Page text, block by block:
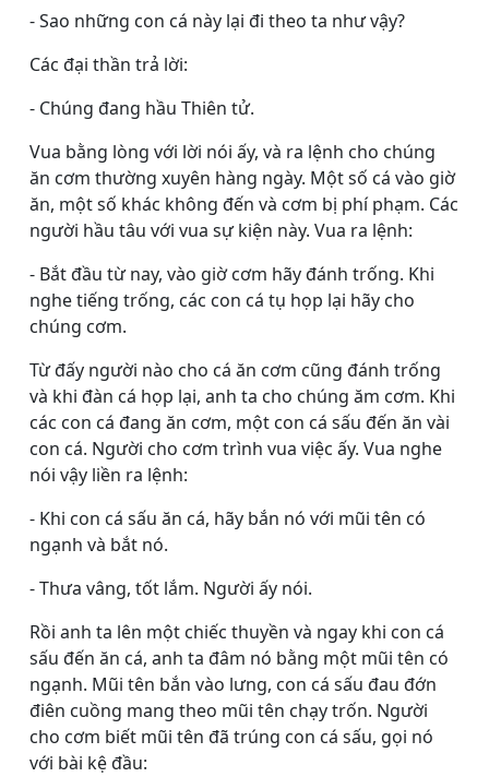
- Sao những con cá này lại đi theo ta như vậy?
Các đại thần trả lời:
- Chúng đang hầu Thiên tử.
Vua bằng lòng với lời nói ấy, và ra lệnh cho chúng
ăn cơm thường xuyên hàng ngày. Một số cá vào giờ
ăn, một số khác không đến và cơm bị phí phạm. Các
người hầu tâu với vua sự kiện này. Vua ra lệnh:
- Bắt đầu từ nay, vào giờ cơm hãy đánh trống. Khi
nghe tiếng trống, các con cá tụ họp lại hãy cho
chúng cơm.
Từ đấy người nào cho cá ăn cơm cũng đánh trống
và khi đàn cá họp lại, anh ta cho chúng ăm cơm. Khi
các con cá đang ăn cơm, một con cá sấu đến ăn vài
con cá. Người cho cơm trình vua việc ấy. Vua nghe
nói vậy liền ra lệnh:
- Khi con cá sấu ăn cá, hãy bắn nó với mũi tên có
ngạnh và bắt nó.
- Thưa vâng, tốt lắm. Người ấy nói.
Rồi anh ta lên một chiếc thuyền và ngay khi con cá
sấu đến ăn cá, anh ta đâm nó bằng một mũi tên có
ngạnh. Mũi tên bắn vào lưng, con cá sấu đau đớn
điên cuồng mang theo mũi tên chạy trốn. Người
cho cơm biết mũi tên đã trúng con cá sấu, gọi nó
với bài kệ đầu: